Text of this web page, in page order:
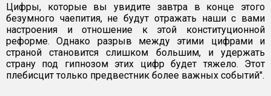
Цифры, которые вы увидите завтра в конце этого
безумного чаепития, не будут отражать наши с вами
настроения и отношение к этой конституционной
реформе. Однако разрыв между этими цифрами и
страной становится слишком большим, и удержать
страну под гипнозом этих цифр будет тяжело. Этот
плебисцит только предвестник более важных событий".